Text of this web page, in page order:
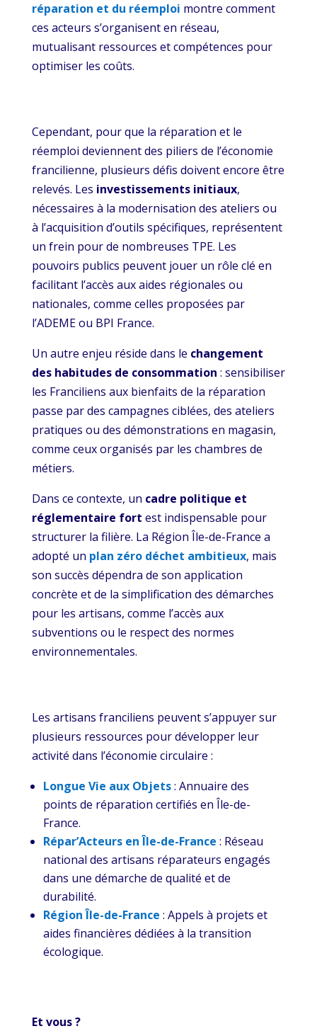
réparation et du réemploi montre comment
ces acteurs s’organisent en réseau,
mutualisant ressources et compétences pour
optimiser les coûts.
Cependant, pour que la réparation et le
réemploi deviennent des piliers de l’économie
francilienne, plusieurs défis doivent encore être
relevés. Les investissements initiaux,
nécessaires à la modernisation des ateliers ou
à l’acquisition d’outils spécifiques, représentent
un frein pour de nombreuses TPE. Les
pouvoirs publics peuvent jouer un rôle clé en
facilitant l’accès aux aides régionales ou
nationales, comme celles proposées par
l’ADEME ou BPI France.
Un autre enjeu réside dans le changement
des habitudes de consommation : sensibiliser
les Franciliens aux bienfaits de la réparation
passe par des campagnes ciblées, des ateliers
pratiques ou des démonstrations en magasin,
comme ceux organisés par les chambres de
métiers.
Dans ce contexte, un cadre politique et
réglementaire fort est indispensable pour
structurer la filière. La Région Île-de-France a
adopté un plan zéro déchet ambitieux, mais
son succès dépendra de son application
concrète et de la simplification des démarches
pour les artisans, comme l’accès aux
subventions ou le respect des normes
environnementales.
Les artisans franciliens peuvent s’appuyer sur
plusieurs ressources pour développer leur
activité dans l’économie circulaire :
Longue Vie aux Objets: Annuaire des
points de réparation certifiés en Île-de-
France.
Répar’Acteurs en Île-de-France : Réseau
national des artisans réparateurs engagés
dans une démarche de qualité et de
durabilité.
Région Île-de-France : Appels à projets et
aides financières dédiées à la transition
écologique.
Et vous ?